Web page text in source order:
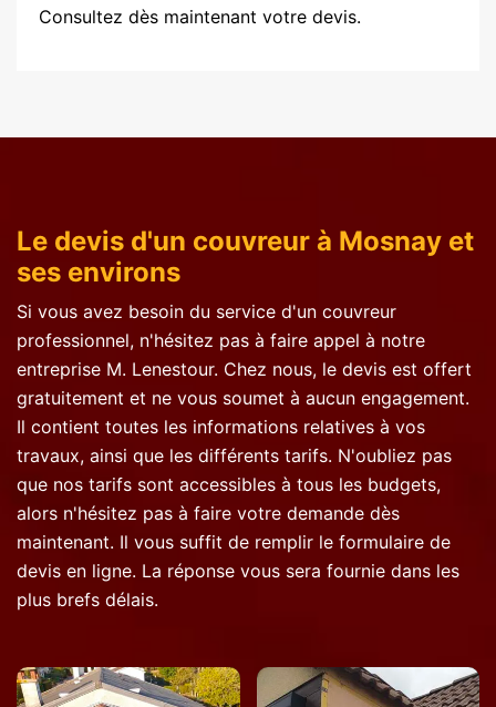
Consultez dès maintenant votre devis.
Le devis d'un couvreur à Mosnay et
ses environs
Si vous avez besoin du service d'un couvreur
professionnel, n'hésitez pas à faire appel à notre
entreprise M. Lenestour. Chez nous, le devis est offert
gratuitement et ne vous soumet à aucun engagement.
Il contient toutes les informations relatives à vos
travaux, ainsi que les différents tarifs. N'oubliez pas
que nos tarifs sont accessibles à tous les budgets,
alors n'hésitez pas à faire votre demande dès
maintenant. Il vous suffit de remplir le formulaire de
devis en ligne. La réponse vous sera fournie dans les
plus brefs délais.